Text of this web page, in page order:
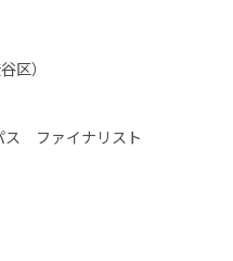
区）
ス ファイナリスト